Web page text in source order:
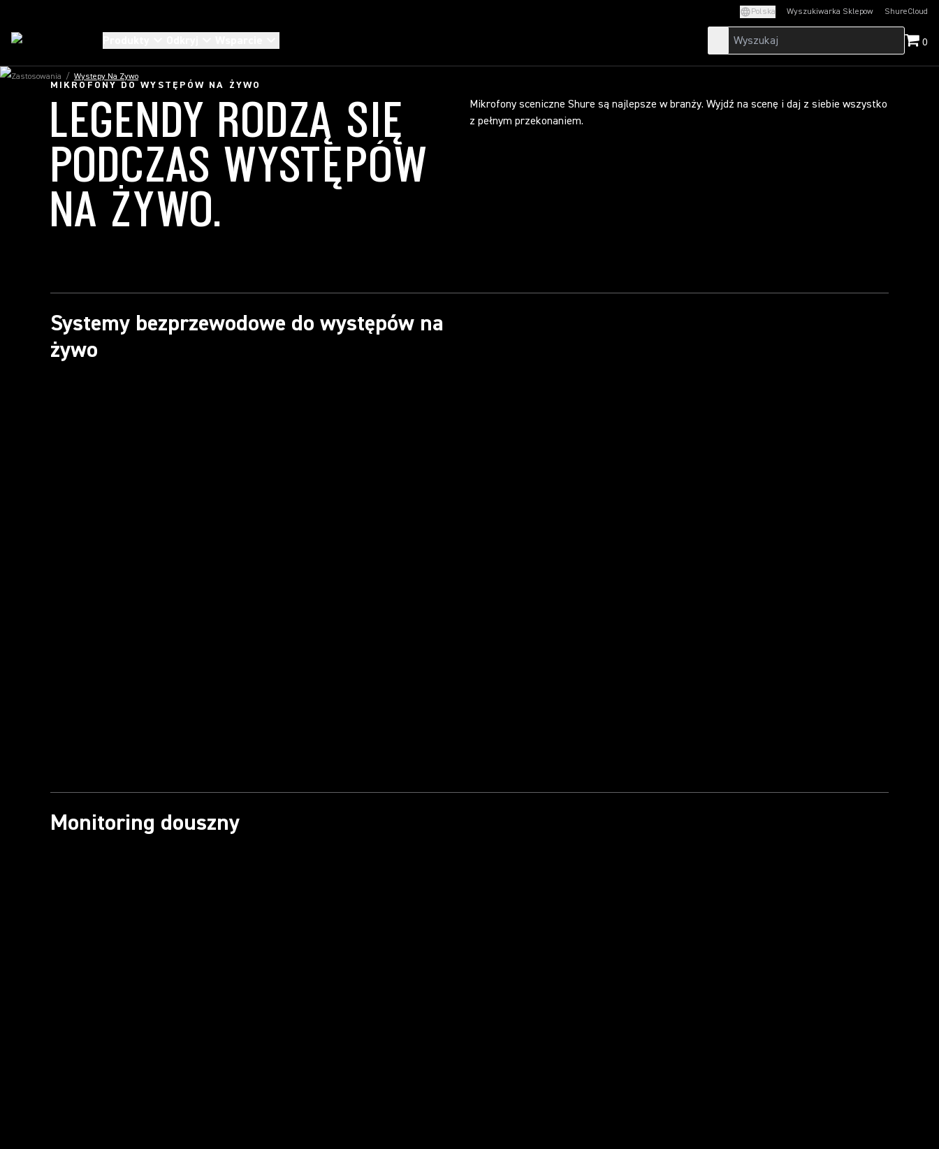
Polska Wyszukiwarka Sklepow ShureCloud
(Opens in a new
0
Zastosowania / Wystepy Na Zywo
MIKROFONY DO WYSTĘPÓW NA ŻYWO
LEGENDY RODZĄ SIĘ
PODCZAS WYSTĘPÓW
NA ŻYWO.
Mikrofony sceniczne Shure są najlepsze w branży. Wyjdź na scenę i daj z siebie wszystko
z pełnym przekonaniem.
Systemy bezprzewodowe do występów na
żywo
Monitoring douszny